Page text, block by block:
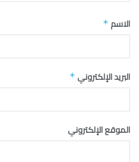
الاسم *
البريد الإلكتروني *
الموقع الإلكتروني